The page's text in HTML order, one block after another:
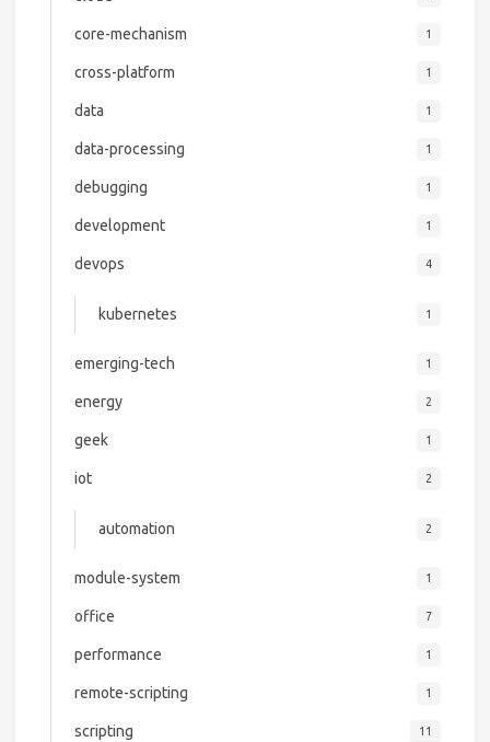
core-mechanism 1
cross-platform 1
data 1
data-processing 1
debugging 1
development 1
devops 4
kubernetes 1
emerging-tech 1
energy 2
geek 1
iot 2
automation 2
module-system 1
office 7
performance 1
remote-scripting 1
scripting 11